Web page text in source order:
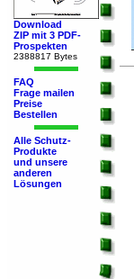
Download
ZIP mit 3 PDF-
Prospekten
2388817 Bytes
FAQ
Frage mailen
Preise
Bestellen
Alle Schutz-
Produkte
und unsere
anderen
Lösungen